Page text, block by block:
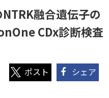
融合遺伝子の
CDx診断検査
シェア